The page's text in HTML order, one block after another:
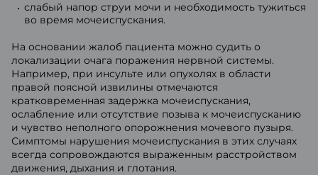
слабый напор струи мочи и необходимость тужиться
во время мочеиспускания.
На основании жалоб пациента можно судить о
локализации очага поражения нервной системы.
Например, при инсульте или опухолях в области
правой поясной извилины отмечаются
кратковременная задержка мочеиспускания,
ослабление или отсутствие позыва к мочеиспусканию
и чувство неполного опорожнения мочевого пузыря.
Симптомы нарушения мочеиспускания в этих случаях
всегда сопровождаются выраженным расстройством
движения, дыхания и глотания.